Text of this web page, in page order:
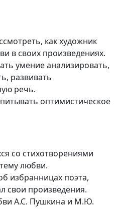
как художник
в своих произведениях.
умение анализировать,
развивать
речь.
оптимистическое
со стихотворениями
любви.
избранницах поэта,
свои произведения.
А.С. Пушкина и М.Ю.